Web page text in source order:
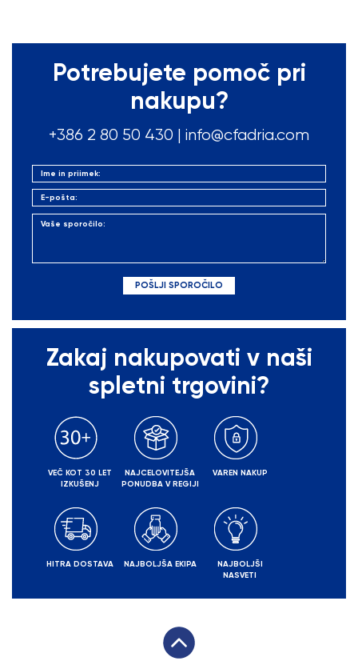
Potrebujete pomoč pri
nakupu?
+386 2 80 50 430 | info@cfadria.com
Zakaj nakupovati v naši
spletni trgovini?
VEČ KOT 30 LET
IZKUŠENJ
NAJCELOVITEJŠA
PONUDBA V REGIJI
VAREN NAKUP
HITRA DOSTAVA NAJBOLJŠA EKIPA
NAJBOLJŠI
NASVETI